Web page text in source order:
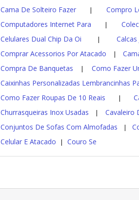
Cama De Solteiro Fazer | Compro
Computadores Internet Para |
Celulares Dual Chip Da Oi | Calcas
Comprar Acessorios Por Atacado |
Compra De Banquetas | Como Fazer
Caixinhas Personalizadas Lembrancinhas
Como Fazer Roupas De 10 Reais |
Churrasqueiras Inox Usadas | Cavaleiro
Conjuntos De Sofas Com Almofadas |
Celular E Atacado | Couro Se